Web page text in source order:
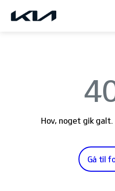
Hov, noget gik
Gå til